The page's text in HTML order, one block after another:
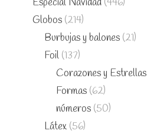
Globos (214)
Burbujas y balones (21)
Foil (137)
Corazones y Estrellas
Formas (62)
números (50)
Látex (56)